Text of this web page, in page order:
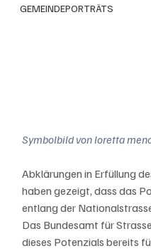
GEMEINDEPORTRÄTS
Symbolbild von loretta
Abklärungen in Erfüllung
haben gezeigt, dass das
entlang der
Das Bundesamt für
dieses Potenzials bereits